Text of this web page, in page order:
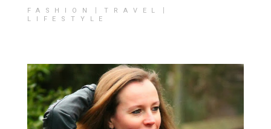
FASHION〡TRAVEL〡
LIFESTYLE